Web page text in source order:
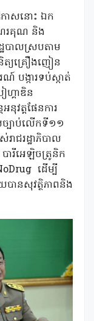
កាសនោះ ឯក
រគុណ និង
ឋបាលស្របតាម
ត្យគ្រឿងញៀន
បង្ការទប់ស្កាត់
ហ្គាឌិន
វត្តផែនការ
ច្បាប់លើកទី១១
ជរដ្ឋាភិបាល
ារីអេឡិចត្រូនិក
ដើម្បី
នសុវត្ថិភាពនិង